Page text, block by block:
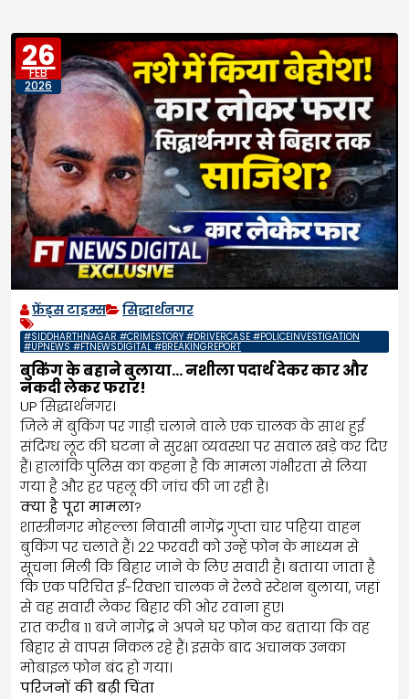
26
FEB
2026
फ्रेंड्स टाइम्स सिद्धार्थनगर
#SIDDHARTHNAGAR #CRIMESTORY #DRIVERCASE #POLICEINVESTIGATION
#UPNEWS #FTNEWSDIGITAL #BREAKINGREPORT
बुकिंग के बहाने बुलाया… नशीला पदार्थ देकर कार और
नकदी लेकर फरार!
UP सिद्धार्थनगर।
जिले में बुकिंग पर गाड़ी चलाने वाले एक चालक के साथ हुई
संदिग्ध लूट की घटना ने सुरक्षा व्यवस्था पर सवाल खड़े कर दिए
हैं। हालांकि पुलिस का कहना है कि मामला गंभीरता से लिया
गया है और हर पहलू की जांच की जा रही है।
क्या है पूरा मामला?
शास्त्रीनगर मोहल्ला निवासी नागेंद्र गुप्ता चार पहिया वाहन
बुकिंग पर चलाते हैं। 22 फरवरी को उन्हें फोन के माध्यम से
सूचना मिली कि बिहार जाने के लिए सवारी है। बताया जाता है
कि एक परिचित ई-रिक्शा चालक ने रेलवे स्टेशन बुलाया, जहां
से वह सवारी लेकर बिहार की ओर रवाना हुए।
रात करीब 11 बजे नागेंद्र ने अपने घर फोन कर बताया कि वह
बिहार से वापस निकल रहे हैं। इसके बाद अचानक उनका
मोबाइल फोन बंद हो गया।
परिजनों की बढ़ी चिंता